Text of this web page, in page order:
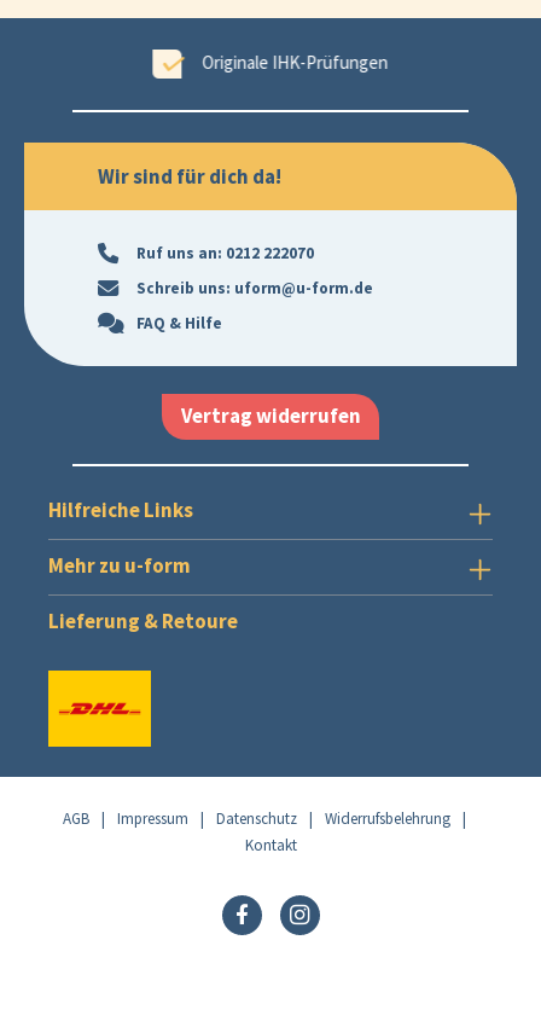
Originale IHK-Prüfungen
Wir sind für dich da!
Ruf uns an: 0212 222070
Schreib uns: uform@u-form.de
FAQ & Hilfe
Vertrag widerrufen
Hilfreiche Links
Mehr zu u-form
Lieferung & Retoure
AGB | Impressum | Datenschutz | Widerrufsbelehrung |
Kontakt